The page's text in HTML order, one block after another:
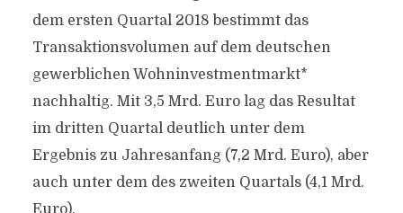
dem ersten Quartal 2018 bestimmt das
Transaktionsvolumen auf dem deutschen
gewerblichen Wohninvestmentmarkt*
nachhaltig. Mit 3,5 Mrd. Euro lag das Resultat
im dritten Quartal deutlich unter dem
Ergebnis zu Jahresanfang (7,2 Mrd. Euro), aber
auch unter dem des zweiten Quartals (4,1 Mrd.
Euro).